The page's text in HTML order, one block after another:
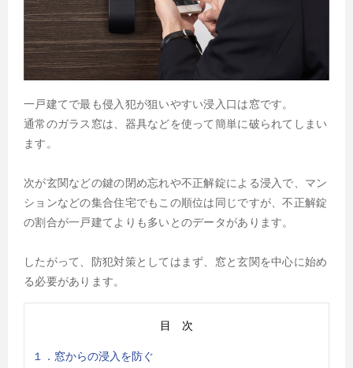
一戸建てで最も侵入犯が狙いやすい浸入口は窓です。
通常のガラス窓は、器具などを使って簡単に破られてしまい
ます。
次が玄関などの鍵の閉め忘れや不正解錠による浸入で、マン
ションなどの集合住宅でもこの順位は同じですが、不正解錠
の割合が一戸建てよりも多いとのデータがあります。
したがって、防犯対策としてはまず、窓と玄関を中心に始め
る必要があります。
目 次
１．窓からの浸入を防ぐ